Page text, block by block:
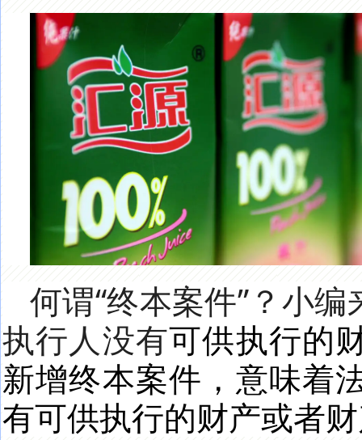
何谓“终本案件”？小
执行人没有可供执行的
新增终本案件，意味着
有可供执行的财产或者